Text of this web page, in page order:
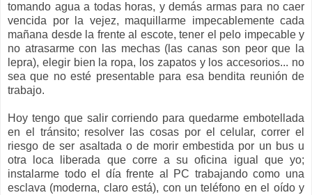
tomando agua a todas horas, y demás armas para no caer
vencida por la vejez, maquillarme impecablemente cada
mañana desde la frente al escote, tener el pelo impecable y
no atrasarme con las mechas (las canas son peor que la
lepra), elegir bien la ropa, los zapatos y los accesorios... no
sea que no esté presentable para esa bendita reunión de
trabajo.
Hoy tengo que salir corriendo para quedarme embotellada
en el tránsito; resolver las cosas por el celular, correr el
riesgo de ser asaltada o de morir embestida por un bus u
otra loca liberada que corre a su oficina igual que yo;
instalarme todo el día frente al PC trabajando como una
esclava (moderna, claro está), con un teléfono en el oído y